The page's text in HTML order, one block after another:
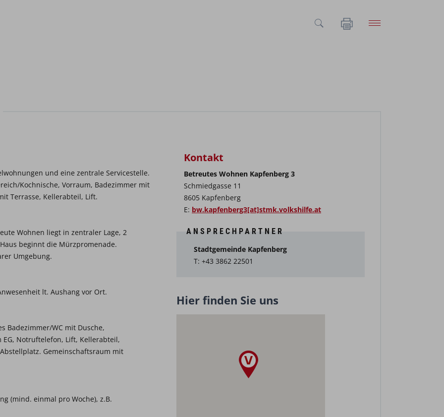
und eine zentrale Servicestelle.
Kochnische, Vorraum, Badezimmer mit
Terrasse, Kellerabteil, Lift.
Wohnen liegt in zentraler Lage, 2
beginnt die Mürzpromenade.
Umgebung.
lt. Aushang vor Ort.
Badezimmer/WC mit Dusche,
Notruftelefon, Lift, Kellerabteil,
Gemeinschaftsraum mit
(mind. einmal pro Woche), z.B.
Kontakt
Betreutes Wohnen Kapfenberg 3
Schmiedgasse 11
8605 Kapfenberg
E: bw.kapfenberg3[at]stmk.volkshilfe.at
ANSPRECHPARTNER
Stadtgemeinde Kapfenberg
T: +43 3862 22501
Hier finden Sie uns